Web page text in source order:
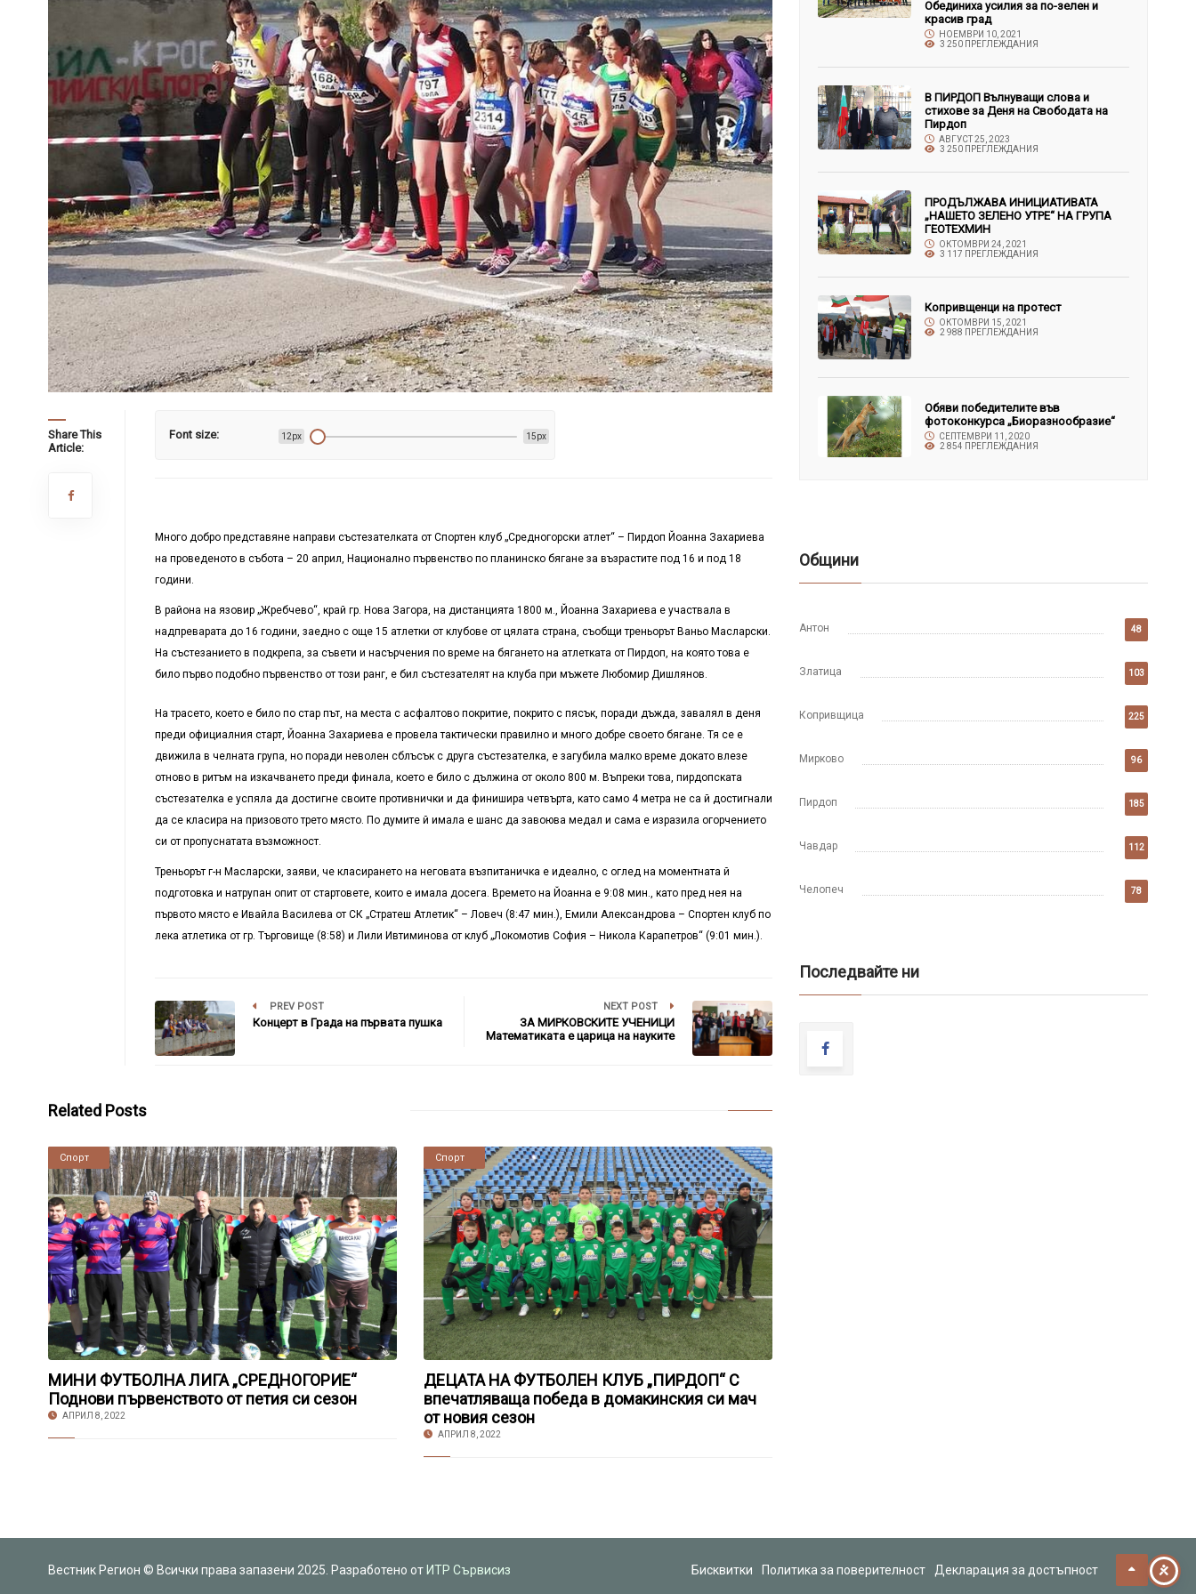
Share This
Article:
Font size: 12px 15px
Много добро представяне направи състезателката от Спортен клуб „Средногорски атлет“ – Пирдоп Йоанна Захариева
на проведеното в събота – 20 април, Национално първенство по планинско бягане за възрастите под 16 и под 18
години.
В района на язовир „Жребчево“, край гр. Нова Загора, на дистанцията 1800 м., Йоанна Захариева е участвала в
надпреварата до 16 години, заедно с още 15 атлетки от клубове от цялата страна, съобщи треньорът Ваньо Масларски.
На състезанието в подкрепа, за съвети и насърчения по време на бягането на атлетката от Пирдоп, на която това е
било първо подобно първенство от този ранг, е бил състезателят на клуба при мъжете Любомир Дишлянов.
На трасето, което е било по стар път, на места с асфалтово покритие, покрито с пясък, поради дъжда, завалял в деня
преди официалния старт, Йоанна Захариева е провела тактически правилно и много добре своето бягане. Тя се е
движила в челната група, но поради неволен сблъсък с друга състезателка, е загубила малко време докато влезе
отново в ритъм на изкачването преди финала, което е било с дължина от около 800 м. Въпреки това, пирдопската
състезателка е успяла да достигне своите противнички и да финишира четвърта, като само 4 метра не са й достигнали
да се класира на призовото трето място. По думите й имала е шанс да завоюва медал и сама е изразила огорчението
си от пропуснатата възможност.
Треньорът г-н Масларски, заяви, че класирането на неговата възпитаничка е идеално, с оглед на моментната й
подготовка и натрупан опит от стартовете, които е имала досега. Времето на Йоанна е 9:08 мин., като пред нея на
първото място е Ивайла Василева от СК „Стратеш Атлетик“ – Ловеч (8:47 мин.), Емили Александрова – Спортен клуб по
лека атлетика от гр. Търговище (8:58) и Лили Ивтиминова от клуб „Локомотив София – Никола Карапетров“ (9:01 мин.).
PREV POST
Концерт в Града на първата пушка
NEXT POST
ЗА МИРКОВСКИТЕ УЧЕНИЦИ
Математиката е царица на науките
Related Posts
Новини
Спорт
МИНИ ФУТБОЛНА ЛИГА „СРЕДНОГОРИЕ“
Поднови първенството от петия си сезон
АПРИЛ 8, 2022
Новини
Спорт
ДЕЦАТА НА ФУТБОЛЕН КЛУБ „ПИРДОП“ С
впечатляваща победа в домакинския си мач
от новия сезон
АПРИЛ 8, 2022
Обединиха усилия за по-зелен и
красив град
НОЕМВРИ 10, 2021
3 250 ПРЕГЛЕЖДАНИЯ
В ПИРДОП Вълнуващи слова и
стихове за Деня на Свободата на
Пирдоп
АВГУСТ 25, 2023
3 250 ПРЕГЛЕЖДАНИЯ
ПРОДЪЛЖАВА ИНИЦИАТИВАТА
„НАШЕТО ЗЕЛЕНО УТРЕ“ НА ГРУПА
ГЕОТЕХМИН
ОКТОМВРИ 24, 2021
3 117 ПРЕГЛЕЖДАНИЯ
Копривщенци на протест
ОКТОМВРИ 15, 2021
2 988 ПРЕГЛЕЖДАНИЯ
Обяви победителите във
фотоконкурса „Биоразнообразие“
СЕПТЕМВРИ 11, 2020
2 854 ПРЕГЛЕЖДАНИЯ
Общини
Антон 48
Златица 103
Копривщица 225
Мирково 96
Пирдоп 185
Чавдар 112
Челопеч 78
Последвайте ни
Вестник Регион © Всички права запазени 2025. Разработено от ИТР Сървисиз Бисквитки Политика за поверителност Декларация за достъпност